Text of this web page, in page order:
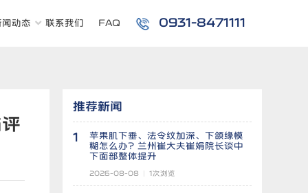
闻动态 联系我们 FAQ 0931-8471111
推荐新闻
1
苹果肌下垂、法令纹加深、下颌缘模
糊怎么办？兰州崔大夫崔娟院长谈中
下面部整体提升
2026-08-08 1次浏览